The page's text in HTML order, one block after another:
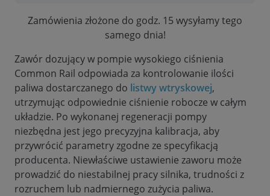
Zamówienia złożone do godz. 15 wysyłamy tego
samego dnia!
Zawór dozujący w pompie wysokiego ciśnienia
Common Rail odpowiada za kontrolowanie ilości
paliwa dostarczanego do listwy wtryskowej,
utrzymując odpowiednie ciśnienie robocze w całym
układzie. Po wykonanej regeneracji pompy
niezbędna jest jego precyzyjna kalibracja, aby
przywrócić parametry zgodne ze specyfikacją
producenta. Niewłaściwe ustawienie zaworu może
prowadzić do niestabilnej pracy silnika, trudności z
rozruchem lub nadmiernego zużycia paliwa.